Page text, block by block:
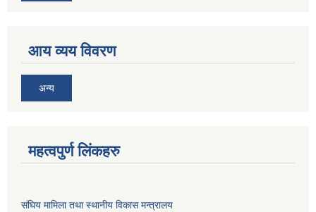
आय व्यय विवरण
अन्य
महत्वपुर्ण लिंकहरु
संघिय मामिला तथा स्थानीय विकास मन्त्रालय